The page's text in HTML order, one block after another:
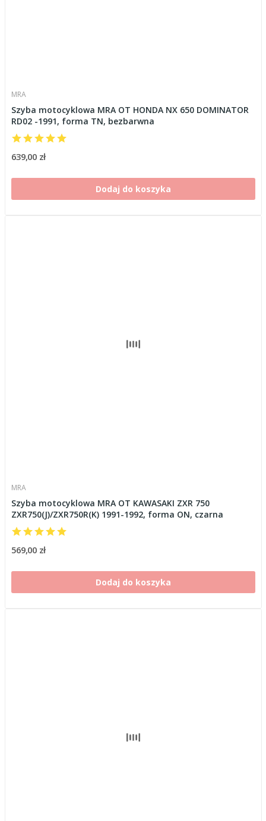
MRA
Szyba motocyklowa MRA OT HONDA NX 650 DOMINATOR
RD02 -1991, forma TN, bezbarwna
639,00 zł
Dodaj do koszyka
MRA
Szyba motocyklowa MRA OT KAWASAKI ZXR 750
ZXR750(J)/ZXR750R(K) 1991-1992, forma ON, czarna
569,00 zł
Dodaj do koszyka